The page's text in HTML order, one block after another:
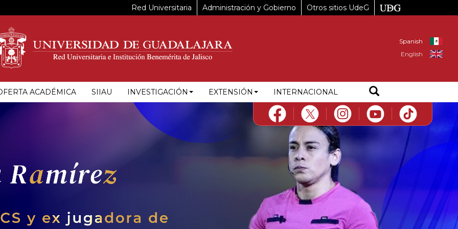
Red Universitaria Administración y Gobierno Otros sitios UdeG
Spanish
English
ACADÉMICA SIIAU INVESTIGACIÓN EXTENSIÓN INTERNACIONAL
Next